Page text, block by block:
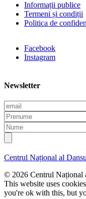
Informații publice
Termeni și condiții
Politica de
Facebook
Instagram
Newsletter
E
m
a
i
l
P
r
e
n
m
N
u
m
e
Centrul Național al
© 2026 Centrul Național
This website uses
you're ok with this, but